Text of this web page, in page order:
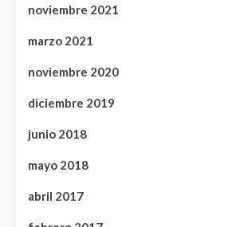
noviembre 2021
marzo 2021
noviembre 2020
diciembre 2019
junio 2018
mayo 2018
abril 2017